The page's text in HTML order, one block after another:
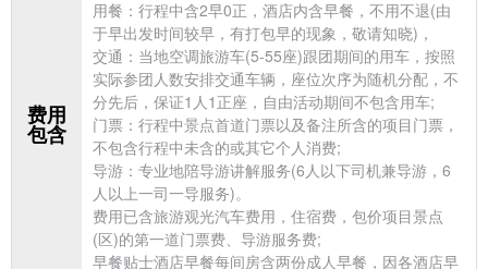
费用
包含
用餐：行程中含2早0正，酒店内含早餐，不用不退(由
于早出发时间较早，有打包早的现象，敬请知晓)，
交通：当地空调旅游车(5-55座)跟团期间的用车，按照
实际参团人数安排交通车辆，座位次序为随机分配，不
分先后，保证1人1正座，自由活动期间不包含用车;
门票：行程中景点首道门票以及备注所含的项目门票，
不包含行程中未含的或其它个人消费;
导游：专业地陪导游讲解服务(6人以下司机兼导游，6
人以上一司一导服务)。
费用已含旅游观光汽车费用，住宿费，包价项目景点
(区)的第一道门票费、导游服务费;
早餐贴士酒店早餐每间房含两份成人早餐，因各酒店早